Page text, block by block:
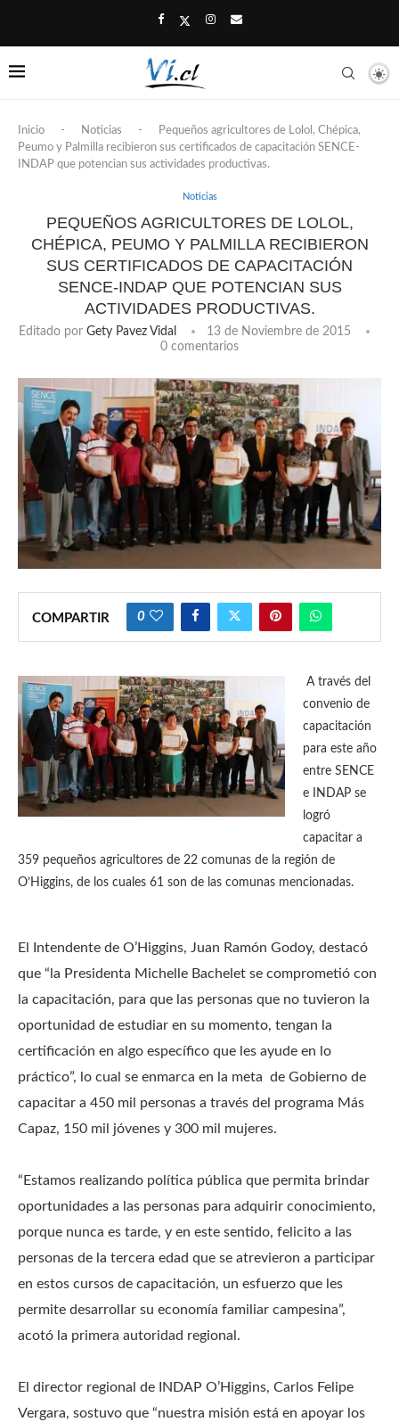
Inicio - Noticias -
Pequeños agricultores de Lolol, Chépica,
Peumo y Palmilla recibieron sus certificados de capacitación SENCE-
INDAP que potencian sus actividades productivas.
Noticias
PEQUEÑOS AGRICULTORES DE LOLOL,
CHÉPICA, PEUMO Y PALMILLA RECIBIERON
SUS CERTIFICADOS DE CAPACITACIÓN
SENCE-INDAP QUE POTENCIAN SUS
ACTIVIDADES PRODUCTIVAS.
Editado por Gety Pavez Vidal
13 de Noviembre de 2015
0 comentarios
COMPARTIR 0
A través del
convenio de
capacitación
para este año
entre SENCE
e INDAP se
logró
capacitar a
359 pequeños agricultores de 22 comunas de la región de
O’Higgins, de los cuales 61 son de las comunas mencionadas.
El Intendente de O’Higgins, Juan Ramón Godoy, destacó
que “la Presidenta Michelle Bachelet se comprometió con
la capacitación, para que las personas que no tuvieron la
oportunidad de estudiar en su momento, tengan la
certificación en algo específico que les ayude en lo
práctico”, lo cual se enmarca en la meta de Gobierno de
capacitar a 450 mil personas a través del programa Más
Capaz, 150 mil jóvenes y 300 mil mujeres.
“Estamos realizando política pública que permita brindar
oportunidades a las personas para adquirir conocimiento,
porque nunca es tarde, y en este sentido, felicito a las
personas de la tercera edad que se atrevieron a participar
en estos cursos de capacitación, un esfuerzo que les
permite desarrollar su economía familiar campesina”,
acotó la primera autoridad regional.
El director regional de INDAP O’Higgins, Carlos Felipe
Vergara, sostuvo que “nuestra misión está en apoyar los